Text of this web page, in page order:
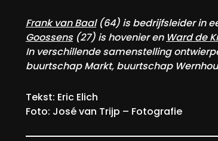
Frank van Baal(64) is bedrijfsleider in
Goossens(27) is hovenier en Ward de
In verschillende samenstelling
buurtschap Markt, buurtschap
Tekst: Eric Elich
Foto: José van Trijp – Fotografie